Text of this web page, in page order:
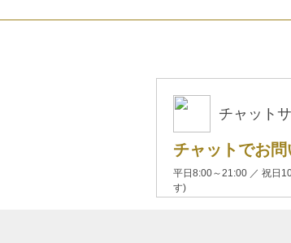
チャット
チャットでお
平日8:00～21:00 ／ 祝日
す)